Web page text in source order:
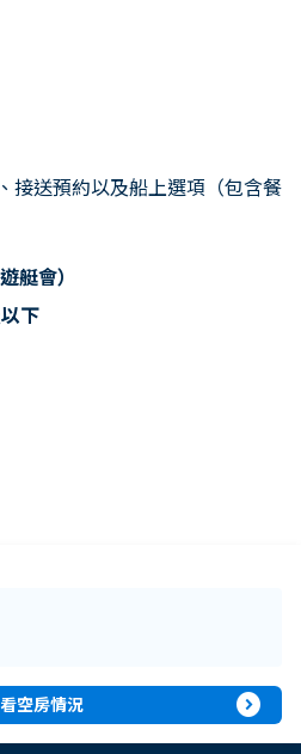
接送預約以及船上選項（包含餐
艇會）
下
空房情況 expand_circle_right